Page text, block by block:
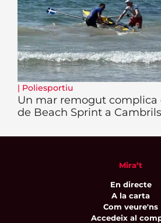
| Poliesportiu
Un mar remogut complica
de Beach Sprint a Cambrils
Mira’t
En directe
A la carta
Com veure'ns
Accedeix al